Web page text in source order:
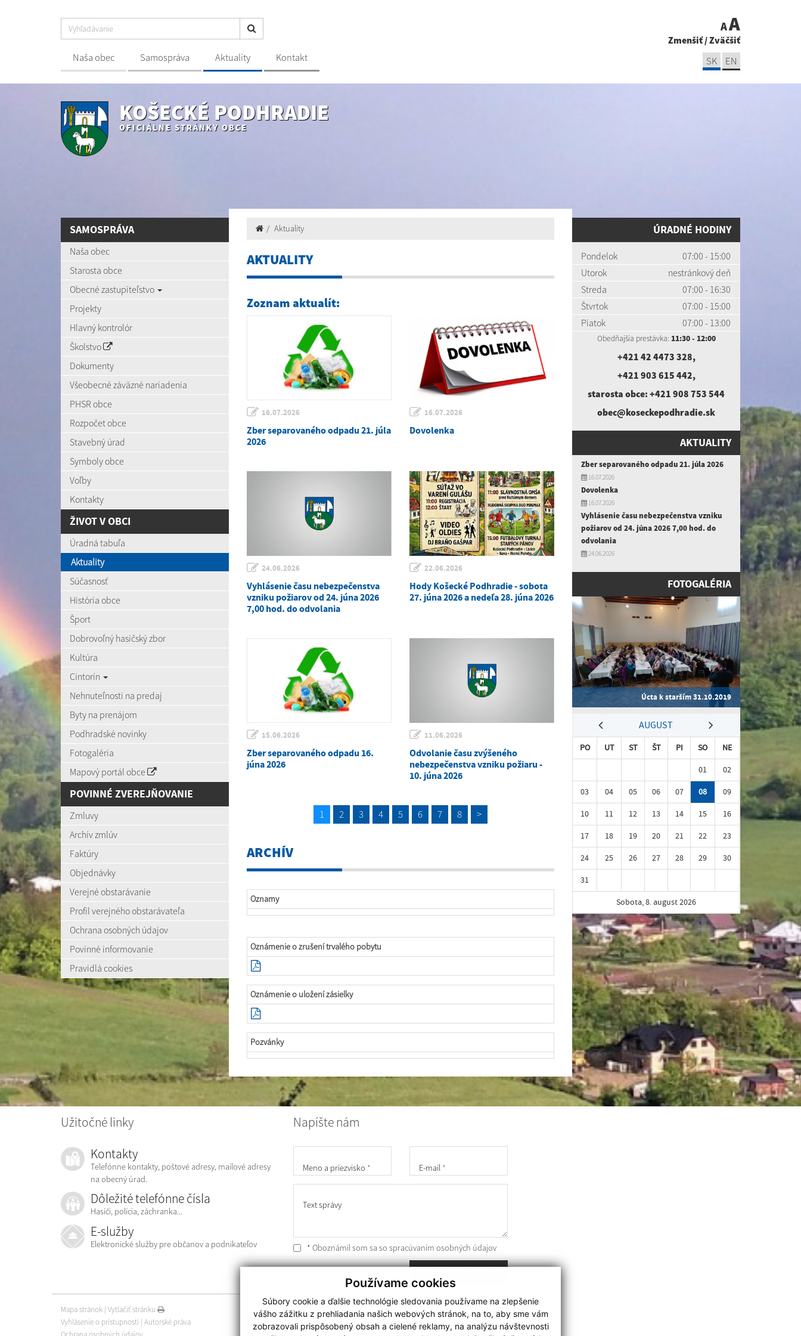
Používame cookies
Súbory cookie a ďalšie technológie sledovania používame na zlepšenie
vášho zážitku z prehliadania našich webových stránok, na to, aby sme vám
zobrazovali prispôsobený obsah a cielené reklamy, na analýzu návštevnosti
Naša obec Samospráva Aktuality Kontakt
AA
Zmenšiť/Zväčšiť
SK EN
KOŠECKÉ PODHRADIE
OFICIÁLNE STRÁNKY OBCE
SAMOSPRÁVA
Naša obec
Starosta obce
Obecné zastupiteľstvo
Projekty
Hlavný kontrolór
Školstvo
Dokumenty
Všeobecné záväzné nariadenia
PHSR obce
Rozpočet obce
Stavebný úrad
Symboly obce
Voľby
Kontakty
ŽIVOT V OBCI
Úradná tabuľa
Aktuality
Súčasnosť
História obce
Šport
Dobrovoľný hasičský zbor
Kultúra
Cintorín
Nehnuteľnosti na predaj
Byty na prenájom
Podhradské novinky
Fotogaléria
Mapový portál obce
POVINNÉ ZVEREJŇOVANIE
Zmluvy
Archív zmlúv
Faktúry
Objednávky
Verejné obstarávanie
Profil verejného obstarávateľa
Ochrana osobných údajov
Povinné informovanie
Pravidlá cookies
Aktuality
AKTUALITY
Zoznam aktualít:
16.07.2026
Zber separovaného odpadu 21. júla
2026
16.07.2026
Dovolenka
24.06.2026
Vyhlásenie času nebezpečenstva
vzniku požiarov od 24. júna 2026
7,00 hod. do odvolania
22.06.2026
Hody Košecké Podhradie - sobota
27. júna 2026 a nedeľa 28. júna 2026
15.06.2026
Zber separovaného odpadu 16.
júna 2026
11.06.2026
Odvolanie času zvýšeného
nebezpečenstva vzniku požiaru -
10. júna 2026
1 2 3 4 5 6 7 8 >
ARCHÍV
Oznamy
Oznámenie o zrušení trvalého pobytu
Oznámenie o uložení zásielky
Pozvánky
ÚRADNÉ HODINY
Pondelok
07:00 - 15:00
Utorok
nestránkový deň
Streda
07:00 - 16:30
Štvrtok
07:00 - 15:00
Piatok
07:00 - 13:00
Obedňajšia prestávka: 11:30 - 12:00
+421 42 4473 328,
+421 903 615 442,
starosta obce:+421 908 753 544
obec@koseckepodhradie.sk
AKTUALITY
Zber separovaného odpadu 21. júla 2026
16.07.2026
Dovolenka
16.07.2026
Vyhlásenie času nebezpečenstva vzniku
požiarov od 24. júna 2026 7,00 hod. do
odvolania
24.06.2026
FOTOGALÉRIA
Úcta k starším 31.10.2019
AUGUST
PO UT ST ŠT PI SO
NE
01
02
03
04 05 06 07 08
09
10
11 12 13 14 15
16
17
18 19 20 21 22
23
24
25 26 27 28 29
30
31
Sobota, 8. august 2026
Napíšte nám
Meno a priezvisko * E-mail *
Text správy
* Oboznámil som sa so spracúvaním osobných údajov
Užitočné linky
Kontakty
Telefónne kontakty, poštové adresy, mailové adresy
na obecný úrad.
Dôležité telefónne čísla
Hasiči, polícia, záchranka...
E-služby
Elektronické služby pre občanov a podnikateľov
Posledná aktualizácia:
27.11.2024
získavania aktuálnych informácií s využitím RSS
Mapa stránok | Vytlačiť stránku
Vyhlásenie o prístupnosti | Autorské práva